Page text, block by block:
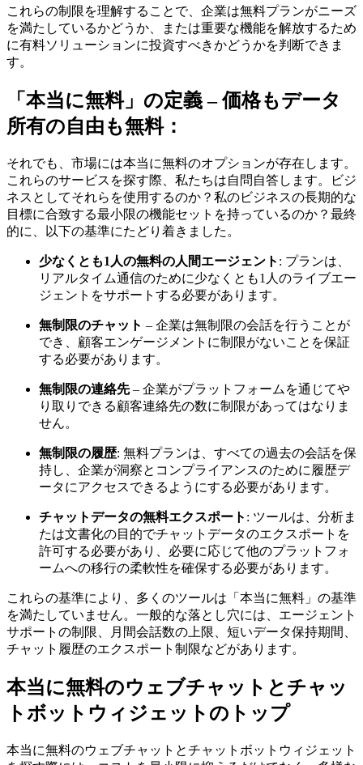
これらの制限を理解することで、企業は無料プランがニーズ
を満たしているかどうか、または重要な機能を解放するため
に有料ソリューションに投資すべきかどうかを判断できま
す。
「本当に無料」の定義 – 価格もデータ
所有の自由も無料：
それでも、市場には本当に無料のオプションが存在します。
これらのサービスを探す際、私たちは自問自答します。ビジ
ネスとしてそれらを使用するのか？私のビジネスの長期的な
目標に合致する最小限の機能セットを持っているのか？最終
的に、以下の基準にたどり着きました。
少なくとも1人の無料の人間エージェント : プランは、
リアルタイム通信のために少なくとも1人のライブエー
ジェントをサポートする必要があります。
無制限のチャット – 企業は無制限の会話を行うことが
でき、顧客エンゲージメントに制限がないことを保証
する必要があります。
無制限の連絡先– 企業がプラットフォームを通じてや
り取りできる顧客連絡先の数に制限があってはなりま
せん。
無制限の履歴: 無料プランは、すべての過去の会話を保
持し、企業が洞察とコンプライアンスのために履歴デ
ータにアクセスできるようにする必要があります。
チャットデータの無料エクスポート : ツールは、分析ま
たは文書化の目的でチャットデータのエクスポートを
許可する必要があり、必要に応じて他のプラットフォ
ームへの移行の柔軟性を確保する必要があります。
これらの基準により、多くのツールは「本当に無料」の基準
を満たしていません。一般的な落とし穴には、エージェント
サポートの制限、月間会話数の上限、短いデータ保持期間、
チャット履歴のエクスポート制限などがあります。
本当に無料のウェブチャットとチャッ
トボットウィジェットのトップ
本当に無料のウェブチャットとチャットボットウィジェット